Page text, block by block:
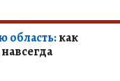
область:как